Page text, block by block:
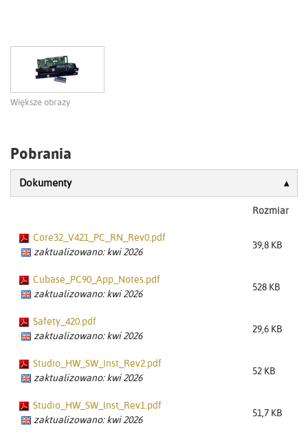
Większe obrazy
Pobrania
Dokumenty
Rozmiar
Core32_V421_PC_RN_Rev0.pdf
zaktualizowano: kwi 2026
39,8 KB
Cubase_PC90_App_Notes.pdf
zaktualizowano: kwi 2026
528 KB
Safety_420.pdf
zaktualizowano: kwi 2026
29,6 KB
Studio_HW_SW_Inst_Rev2.pdf
zaktualizowano: kwi 2026
52 KB
Studio_HW_SW_lnst_Rev1.pdf
zaktualizowano: kwi 2026
51,7 KB